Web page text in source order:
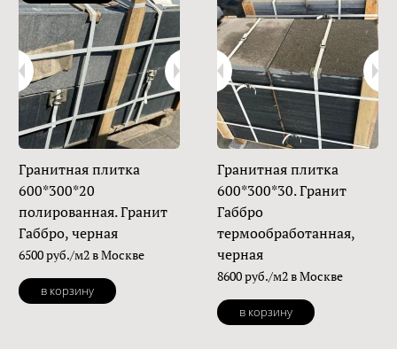
Гранитная плитка
600*300*20
полированная. Гранит
Габбро, черная
6500 руб./м2 в Москве
в корзину
Гранитная плитка
600*300*30. Гранит
Габбро
термообработанная,
черная
8600 руб./м2 в Москве
в корзину